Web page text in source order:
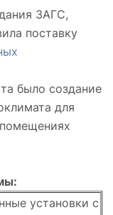
ЗАГС,
поставку
было создание
для
установки с